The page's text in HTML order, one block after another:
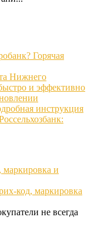
Горячая
Нижнего
и эффективно
инструкция
код, маркировка
не всегда